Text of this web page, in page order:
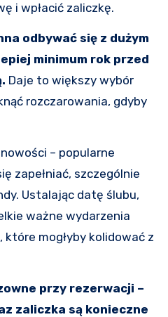
i wpłacić zaliczkę.
odbywać się z dużym
minimum rok przed
Daje to większy wybór
rozczarowania, gdyby
– popularne
zapełniać, szczególnie
Ustalając datę ślubu,
ważne wydarzenia
mogłyby kolidować z
przy rezerwacji –
zaliczka są konieczne